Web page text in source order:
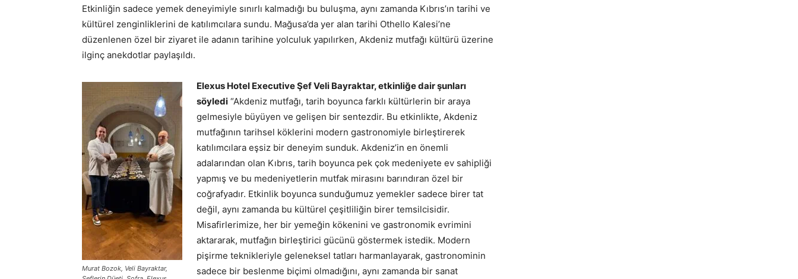
Etkinliğin sadece yemek deneyimiyle sınırlı kalmadığı bu buluşma, aynı zamanda Kıbrıs’ın tarihi ve
kültürel zenginliklerini de katılımcılara sundu. Mağusa’da yer alan tarihi Othello Kalesi’ne
düzenlenen özel bir ziyaret ile adanın tarihine yolculuk yapılırken, Akdeniz mutfağı kültürü üzerine
ilginç anekdotlar paylaşıldı.
Murat Bozok, Veli Bayraktar,
Elexus Hotel Executive Şef Veli Bayraktar, etkinliğe dair şunları
söyledi “Akdeniz mutfağı, tarih boyunca farklı kültürlerin bir araya
gelmesiyle büyüyen ve gelişen bir sentezdir. Bu etkinlikte, Akdeniz
mutfağının tarihsel köklerini modern gastronomiyle birleştirerek
katılımcılara eşsiz bir deneyim sunduk. Akdeniz’in en önemli
adalarından olan Kıbrıs, tarih boyunca pek çok medeniyete ev sahipliği
yapmış ve bu medeniyetlerin mutfak mirasını barındıran özel bir
coğrafyadır. Etkinlik boyunca sunduğumuz yemekler sadece birer tat
değil, aynı zamanda bu kültürel çeşitliliğin birer temsilcisidir.
Misafirlerimize, her bir yemeğin kökenini ve gastronomik evrimini
aktararak, mutfağın birleştirici gücünü göstermek istedik. Modern
pişirme teknikleriyle geleneksel tatları harmanlayarak, gastronominin
sadece bir beslenme biçimi olmadığını, aynı zamanda bir sanat